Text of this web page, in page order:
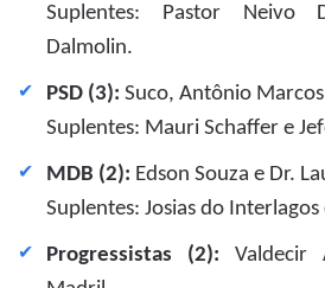
Suplentes: Pastor Neivo
Dalmolin.
PSD (3): Suco, Antônio
Suplentes: Mauri Schaffer e
MDB (2): Edson Souza e Dr.
Suplentes: Josias do Interlagos
Progressistas (2): Valdecir